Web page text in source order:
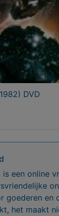
DVD
is een online
goederen en
het maakt